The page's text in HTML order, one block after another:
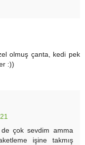
olmuş çanta, kedi pek
:))
çok sevdim amma
işine takmış